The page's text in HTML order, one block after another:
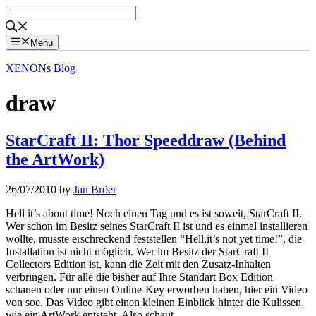
to
content
Menu
XENONs Blog
draw
StarCraft II: Thor Speeddraw (Behind
the ArtWork)
26/07/2010 by Jan Bröer
Hell it’s about time! Noch einen Tag und es ist soweit, StarCraft II.
Wer schon im Besitz seines StarCraft II ist und es einmal installieren
wollte, musste erschreckend feststellen “Hell,it’s not yet time!”, die
Installation ist nicht möglich. Wer im Besitz der StarCraft II
Collectors Edition ist, kann die Zeit mit den Zusatz-Inhalten
verbringen. Für alle die bisher auf Ihre Standart Box Edition
schauen oder nur einen Online-Key erworben haben, hier ein Video
von soe. Das Video gibt einen kleinen Einblick hinter die Kulissen